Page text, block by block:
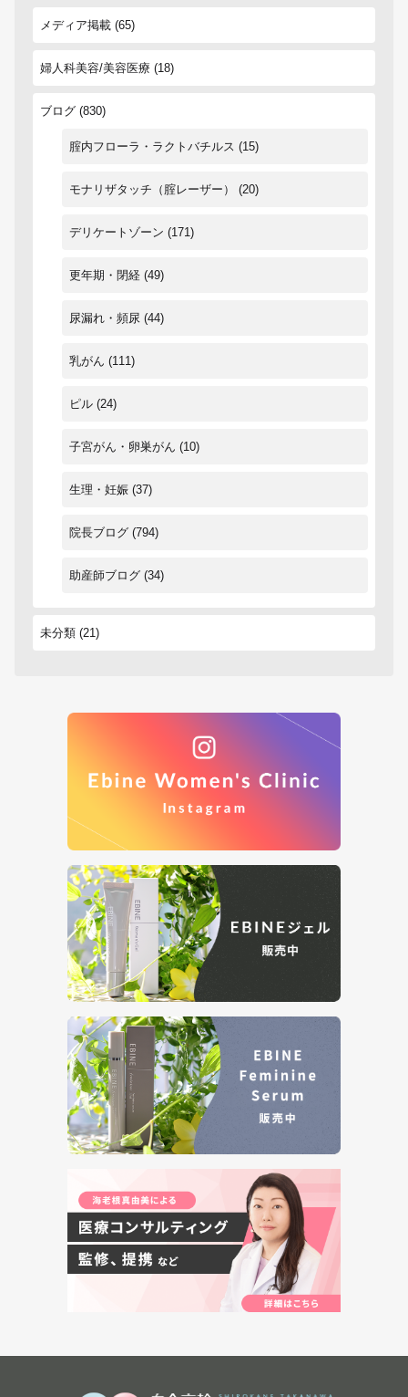
メディア掲載 (65)
婦人科美容/美容医療 (18)
ブログ (830)
腟内フローラ・ラクトバチルス (15)
モナリザタッチ（腟レーザー） (20)
デリケートゾーン (171)
更年期・閉経 (49)
尿漏れ・頻尿 (44)
乳がん (111)
ピル (24)
子宮がん・卵巣がん (10)
生理・妊娠 (37)
院長ブログ (794)
助産師ブログ (34)
未分類 (21)